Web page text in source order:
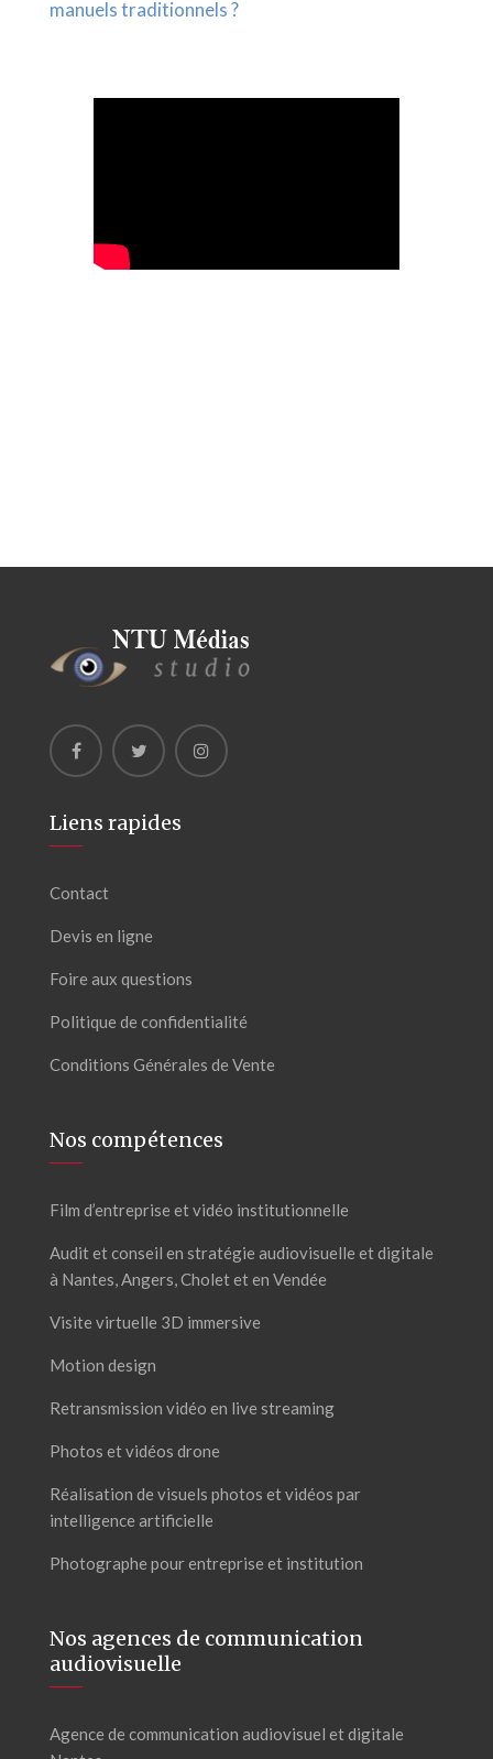
manuels traditionnels ?
Liens rapides
Contact
Devis en ligne
Foire aux questions
Politique de confidentialité
Conditions Générales de Vente
Nos compétences
Film d’entreprise et vidéo institutionnelle
Audit et conseil en stratégie audiovisuelle et digitale
à Nantes, Angers, Cholet et en Vendée
Visite virtuelle 3D immersive
Motion design
Retransmission vidéo en live streaming
Photos et vidéos drone
Réalisation de visuels photos et vidéos par
intelligence artificielle
Photographe pour entreprise et institution
Nos agences de communication
audiovisuelle
Agence de communication audiovisuel et digitale